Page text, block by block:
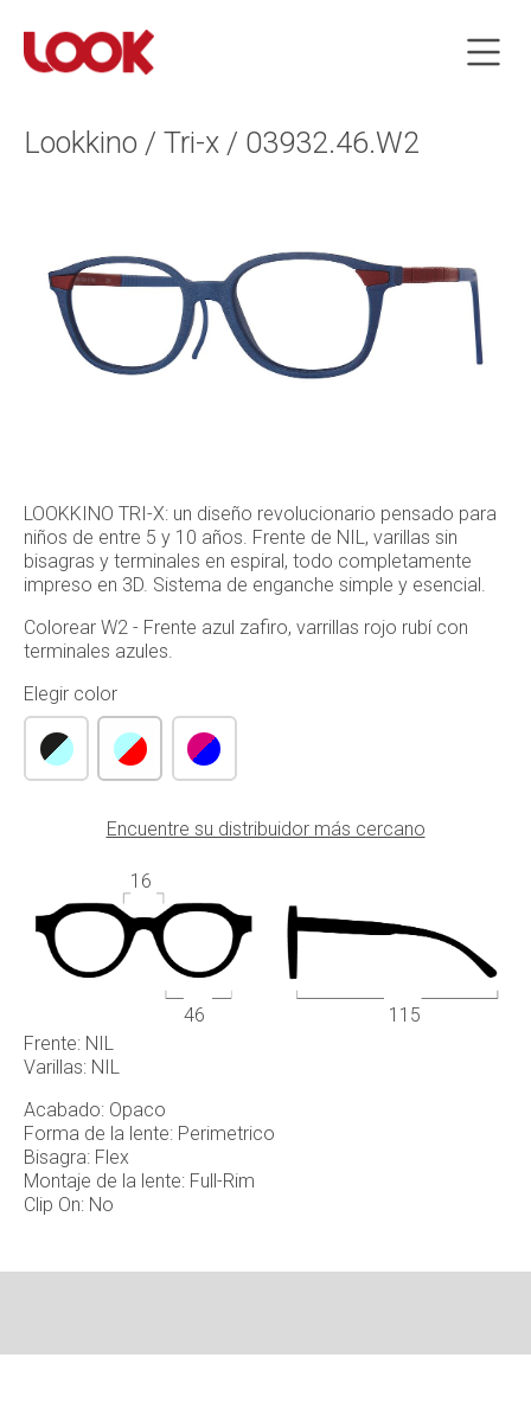
Lookkino / Tri-x / 03932.46.W2
Frente: NIL
Varillas: NIL
Acabado: Opaco
Forma de la lente: Perimetrico
Bisagra: Flex
Montaje de la lente: Full-Rim
Clip On: No
LOOKKINO TRI-X: un diseño revolucionario pensado para
niños de entre 5 y 10 años. Frente de NIL, varillas sin
bisagras y terminales en espiral, todo completamente
impreso en 3D. Sistema de enganche simple y esencial.
Colorear W2 - Frente azul zafiro, varrillas rojo rubí con
terminales azules.
Elegir color
Encuentre su distribuidor más cercano
46
16
115